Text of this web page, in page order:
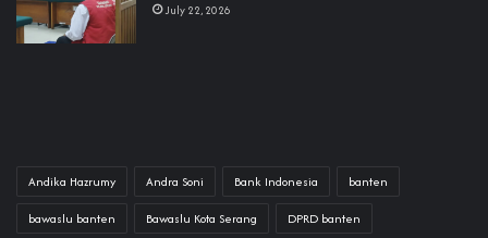
July 22, 2026
Andika Hazrumy Andra Soni Bank Indonesia banten
bawaslu banten Bawaslu Kota Serang DPRD banten